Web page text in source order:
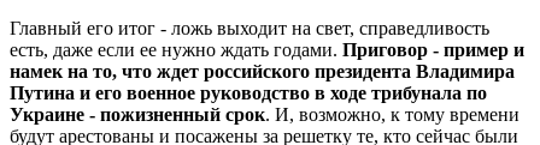
Главный его итог - ложь выходит на свет, справедливость
есть, даже если ее нужно ждать годами. Приговор - пример и
намек на то, что ждет российского президента Владимира
Путина и его военное руководство в ходе трибунала по
Украине - пожизненный срок. И, возможно, к тому времени
будут арестованы и посажены за решетку те, кто сейчас были